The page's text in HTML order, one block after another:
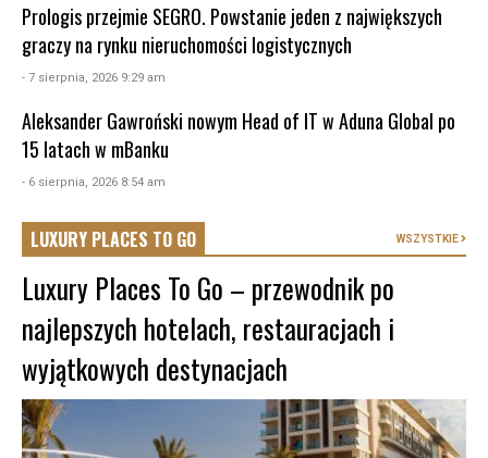
Prologis przejmie SEGRO. Powstanie jeden z największych
graczy na rynku nieruchomości logistycznych
- 7 sierpnia, 2026 9:29 am
Aleksander Gawroński nowym Head of IT w Aduna Global po
15 latach w mBanku
- 6 sierpnia, 2026 8:54 am
LUXURY PLACES TO GO WSZYSTKIE
Luxury Places To Go – przewodnik po
najlepszych hotelach, restauracjach i
wyjątkowych destynacjach